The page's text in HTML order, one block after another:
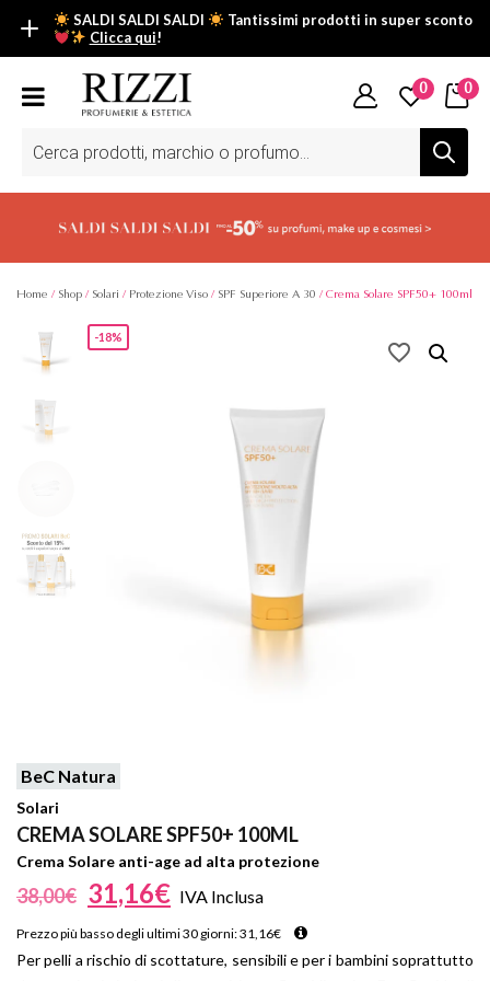
SALDI SALDI SALDI
Tantissimi prodotti in super sconto
Clicca qui!
SALDI SALDI SALDI
Fino al -50% su tantissimi prodotti beauty nella sezione saldi: il
Scopri tutti i prodotti in super saldo!Clicca qui
prodotti
0 0
Home / Shop / Solari / Protezione Viso / SPF Superiore A 30 / Crema Solare SPF50+ 100ml
-18%
BeC Natura
Solari
CREMA SOLARE SPF50+ 100ML
Crema Solare anti-age ad alta protezione
38,00€ 31,16€ IVA Inclusa
Prezzo più basso degli ultimi 30 giorni:31,16€
Per pelli a rischio di scottature, sensibili e per i bambini soprattutto